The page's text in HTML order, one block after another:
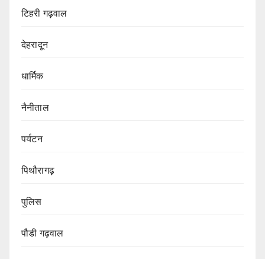
टिहरी गढ़वाल
देहरादून
धार्मिक
नैनीताल
पर्यटन
पिथौरागढ़
पुलिस
पौडी गढ़वाल